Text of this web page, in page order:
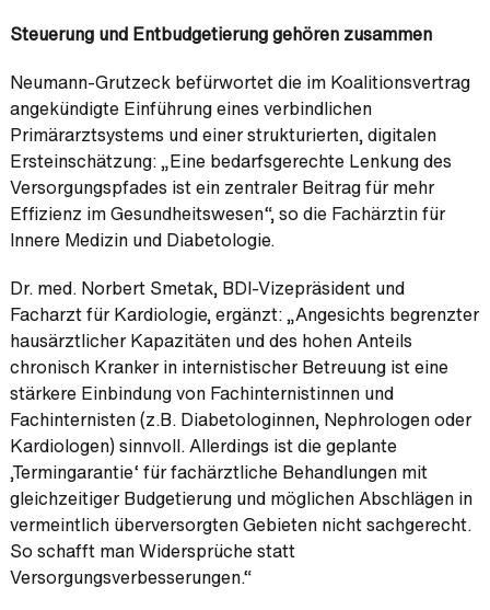
Steuerung und Entbudgetierung gehören zusammen
Neumann-Grutzeck befürwortet die im Koalitionsvertrag
angekündigte Einführung eines verbindlichen
Primärarztsystems und einer strukturierten, digitalen
Ersteinschätzung: „Eine bedarfsgerechte Lenkung des
Versorgungspfades ist ein zentraler Beitrag für mehr
Effizienz im Gesundheitswesen“, so die Fachärztin für
Innere Medizin und Diabetologie.
Dr. med. Norbert Smetak, BDI-Vizepräsident und
Facharzt für Kardiologie, ergänzt: „Angesichts begrenzter
hausärztlicher Kapazitäten und des hohen Anteils
chronisch Kranker in internistischer Betreuung ist eine
stärkere Einbindung von Fachinternistinnen und
Fachinternisten (z.B. Diabetologinnen, Nephrologen oder
Kardiologen) sinnvoll. Allerdings ist die geplante
‚Termingarantie‘ für fachärztliche Behandlungen mit
gleichzeitiger Budgetierung und möglichen Abschlägen in
vermeintlich überversorgten Gebieten nicht sachgerecht.
So schafft man Widersprüche statt
Versorgungsverbesserungen.“